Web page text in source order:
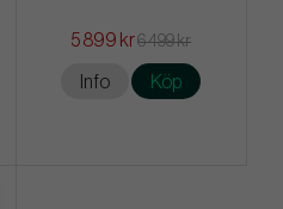
5 899 kr6 499 kr
Info Köp